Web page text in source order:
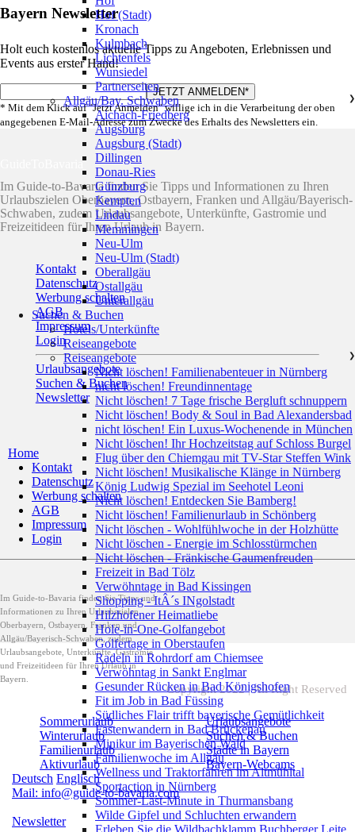
Bayern Newsletter
Holt euch kostenlos aktuelle Tipps zu Angeboten, Erlebnissen und
Events aus erster Hand!
* Mit dem Klick auf "Jetzt Anmelden" willige ich in die Verarbeitung der oben
angegebenen E-Mail-Adresse zum Zwecke des Erhalts des Newsletters ein.
GuideToBavaria
Im Guide-to-Bavaria finden Sie Tipps und Informationen zu Ihren
Urlaubszielen Oberbayern, Ostbayern, Franken und Allgäu/Bayerisch-
Schwaben, zudem Urlaubsangebote, Unterkünfte, Gastromie und
Freizeitideen für Ihren Urlaub in Bayern.
Kontakt
Datenschutz
Werbung schalten
AGB
Impressum
Login
Urlaubsangebote
Suchen & Buchen
Newsletter
Home
Kontakt
Datenschutz
Werbung schalten
AGB
Impressum
Login
Im Guide-to-Bavaria finden Sie Tipps und
Informationen zu Ihren Urlaubszielen
Oberbayern, Ostbayern, Franken und
Allgäu/Bayerisch-Schwaben, zudem
Urlaubsangebote, Unterkünfte, Gastromie
und Freizeitideen für Ihren Urlaub in
Bayern.
Sommerurlaub
Winterurlaub
Familienurlaub
Aktivurlaub
Urlaubsangebote
Suchen & Buchen
Städte in Bayern
Bayern-Webcams
Deutsch Englisch
Mail: info@guide-to-bavaria.com
Newsletter
Copyright 2022 | All Right Reserved
Hof (Stadt)
Kronach
Kulmbach
Lichtenfels
Wunsiedel
Partnerseiten
Allgäu/Bay. Schwaben
❯
Aichach-Friedberg
Augsburg
Augsburg (Stadt)
Dillingen
Donau-Ries
Günzburg
Kempten
Lindau
Memmingen
Neu-Ulm
Neu-Ulm (Stadt)
Oberallgäu
Ostallgäu
Unterallgäu
Suchen & Buchen
Hotels/Unterkünfte
Reiseangebote
Reiseangebote
❯
Nicht löschen! Familienabenteuer in Nürnberg
nicht löschen! Freundinnentage
Nicht löschen! 7 Tage frische Bergluft schnuppern
Nicht löschen! Body & Soul in Bad Alexandersbad
nicht löschen! Ein Luxus-Wochenende in München
Nicht löschen! Ihr Hochzeitstag auf Schloss Burgel
Flug über den Chiemgau mit TV-Star Steffen Wink
Nicht löschen! Musikalische Klänge in Nürnberg
König Ludwig Spezial im Seehotel Leoni
Nicht löschen! Entdecken Sie Bamberg!
Nicht löschen! Familienurlaub in Schönberg
Nicht löschen - Wohlfühlwoche in der Holzhütte
Nicht löschen - Energie im Schlosstürmchen
Nicht löschen - Fränkische Gaumenfreuden
Freizeit in Bad Tölz
Verwöhntage in Bad Kissingen
Shopping - ItÂ´s INgolstadt
Hilzhofener Heimatliebe
Hole-in-One-Golfangebot
Golfertage in Oberstaufen
Radeln in Rohrdorf am Chiemsee
Verwöhntag in Sankt Englmar
Gesunder Rücken in Bad Königshofen
Fit im Job in Bad Füssing
Südliches Flair trifft bayerische Gemütlichkeit
Fastenwandern in Bad Brückenau
Minikur im Bayerischen Wald
Familienwoche im Allgäu
Wellness und Traktorfahren im Altmühltal
Sportaction in Nürnberg
Sommer-Last-Minute in Thurmansbang
Wilde Gipfel und Schluchten erwandern
Erleben Sie die Wildbachklamm Buchberger Leite